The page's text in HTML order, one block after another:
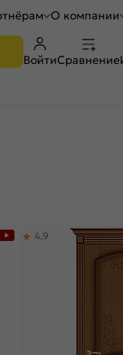
О компании
ВойтиСравнение
4,9